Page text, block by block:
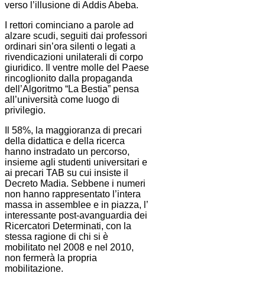
verso l’illusione di Addis Abeba.
I rettori cominciano a parole ad
alzare scudi, seguiti dai professori
ordinari sin’ora silenti o legati a
rivendicazioni unilaterali di corpo
giuridico. Il ventre molle del Paese
rincoglionito dalla propaganda
dell’Algoritmo “La Bestia” pensa
all’università come luogo di
privilegio.
Il 58%, la maggioranza di precari
della didattica e della ricerca
hanno instradato un percorso,
insieme agli studenti universitari e
ai precari TAB su cui insiste il
Decreto Madia. Sebbene i numeri
non hanno rappresentato l’intera
massa in assemblee e in piazza, l’
interessante post-avanguardia dei
Ricercatori Determinati, con la
stessa ragione di chi si è
mobilitato nel 2008 e nel 2010,
non fermerà la propria
mobilitazione.